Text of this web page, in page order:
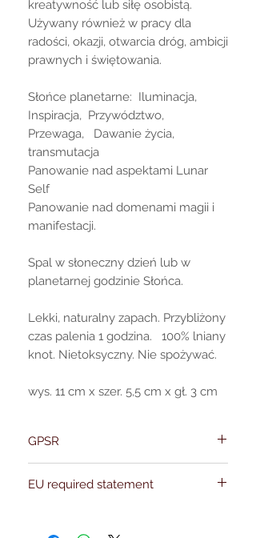
kreatywność lub siłę osobistą.
Używany również w pracy dla
radości, okazji, otwarcia dróg, ambicji
prawnych i świętowania.
Słońce planetarne: Iluminacja,
Inspiracja, Przywództwo,
Przewaga, Dawanie życia,
transmutacja
Panowanie nad aspektami Lunar
Self
Panowanie nad domenami magii i
manifestacji.
Spal w słoneczny dzień lub w
planetarnej godzinie Słońca.
Lekki, naturalny zapach. Przybliżony
czas palenia 1 godzina. 100% lniany
knot. Nietoksyczny. Nie spożywać.
wys. 11 cm x szer. 5,5 cm x gł. 3 cm
GPSR
Address: Kievitdreef 31
EU required statement